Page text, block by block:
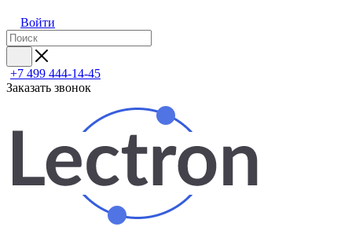
Войти
+7 499 444-14-45
Заказать звонок